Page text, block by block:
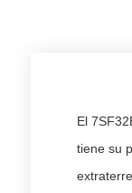
El
tiene su